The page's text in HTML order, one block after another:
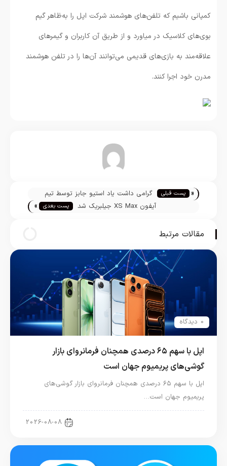
کمپانی باشیم که تلفن‌های هوشمند شرکت اپل را به‌ظاهر گیم
بوی‌های کلاسیک در میاورد و از طریق آن کاربران و گیمرهای
علاقه‌مند به بازی‌های قدیمی می‌توانند آن‌ها را در تلفن هوشمند
مدرن خود اجرا کنند.
تیم تحریریه « پست قبلی
گرامی داشت یاد استیو جابز توسط تیم
کوک
آیفون XS Max جیلبریک شد پست بعدی »
مقالات مرتبط
0 دیدگاه
اپل با سهم ۶۵ درصدی همچنان فرمانروای بازار
گوشی‌های پریمیوم جهان است
اپل با سهم ۶۵ درصدی همچنان فرمانروای بازار گوشی‌های
پریمیوم جهان است…
2026-08-08